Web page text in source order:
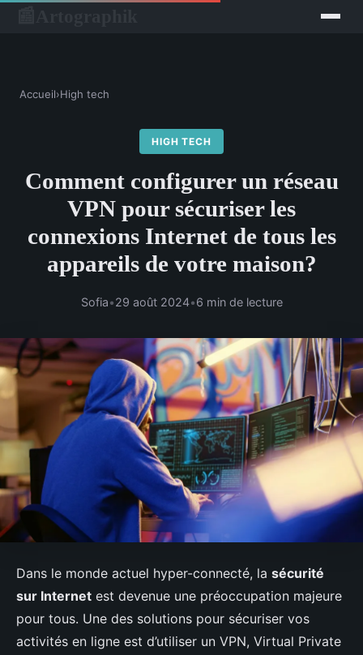
Accueil›High tech
HIGH TECH
Comment configurer un réseau
VPN pour sécuriser les
connexions Internet de tous les
appareils de votre maison?
Sofia•29 août 2024•6 min de lecture
Dans le monde actuel hyper-connecté, la sécurité
sur Internet est devenue une préoccupation majeure
pour tous. Une des solutions pour sécuriser vos
activités en ligne est d’utiliser un VPN, Virtual Private